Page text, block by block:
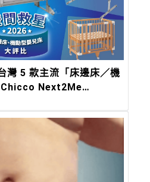
灣 5 款主流「床邊床／機
Chicco Next2Me
終極解方